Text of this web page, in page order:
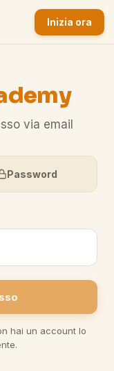
Inizia ora
via email
Password
hai un account lo